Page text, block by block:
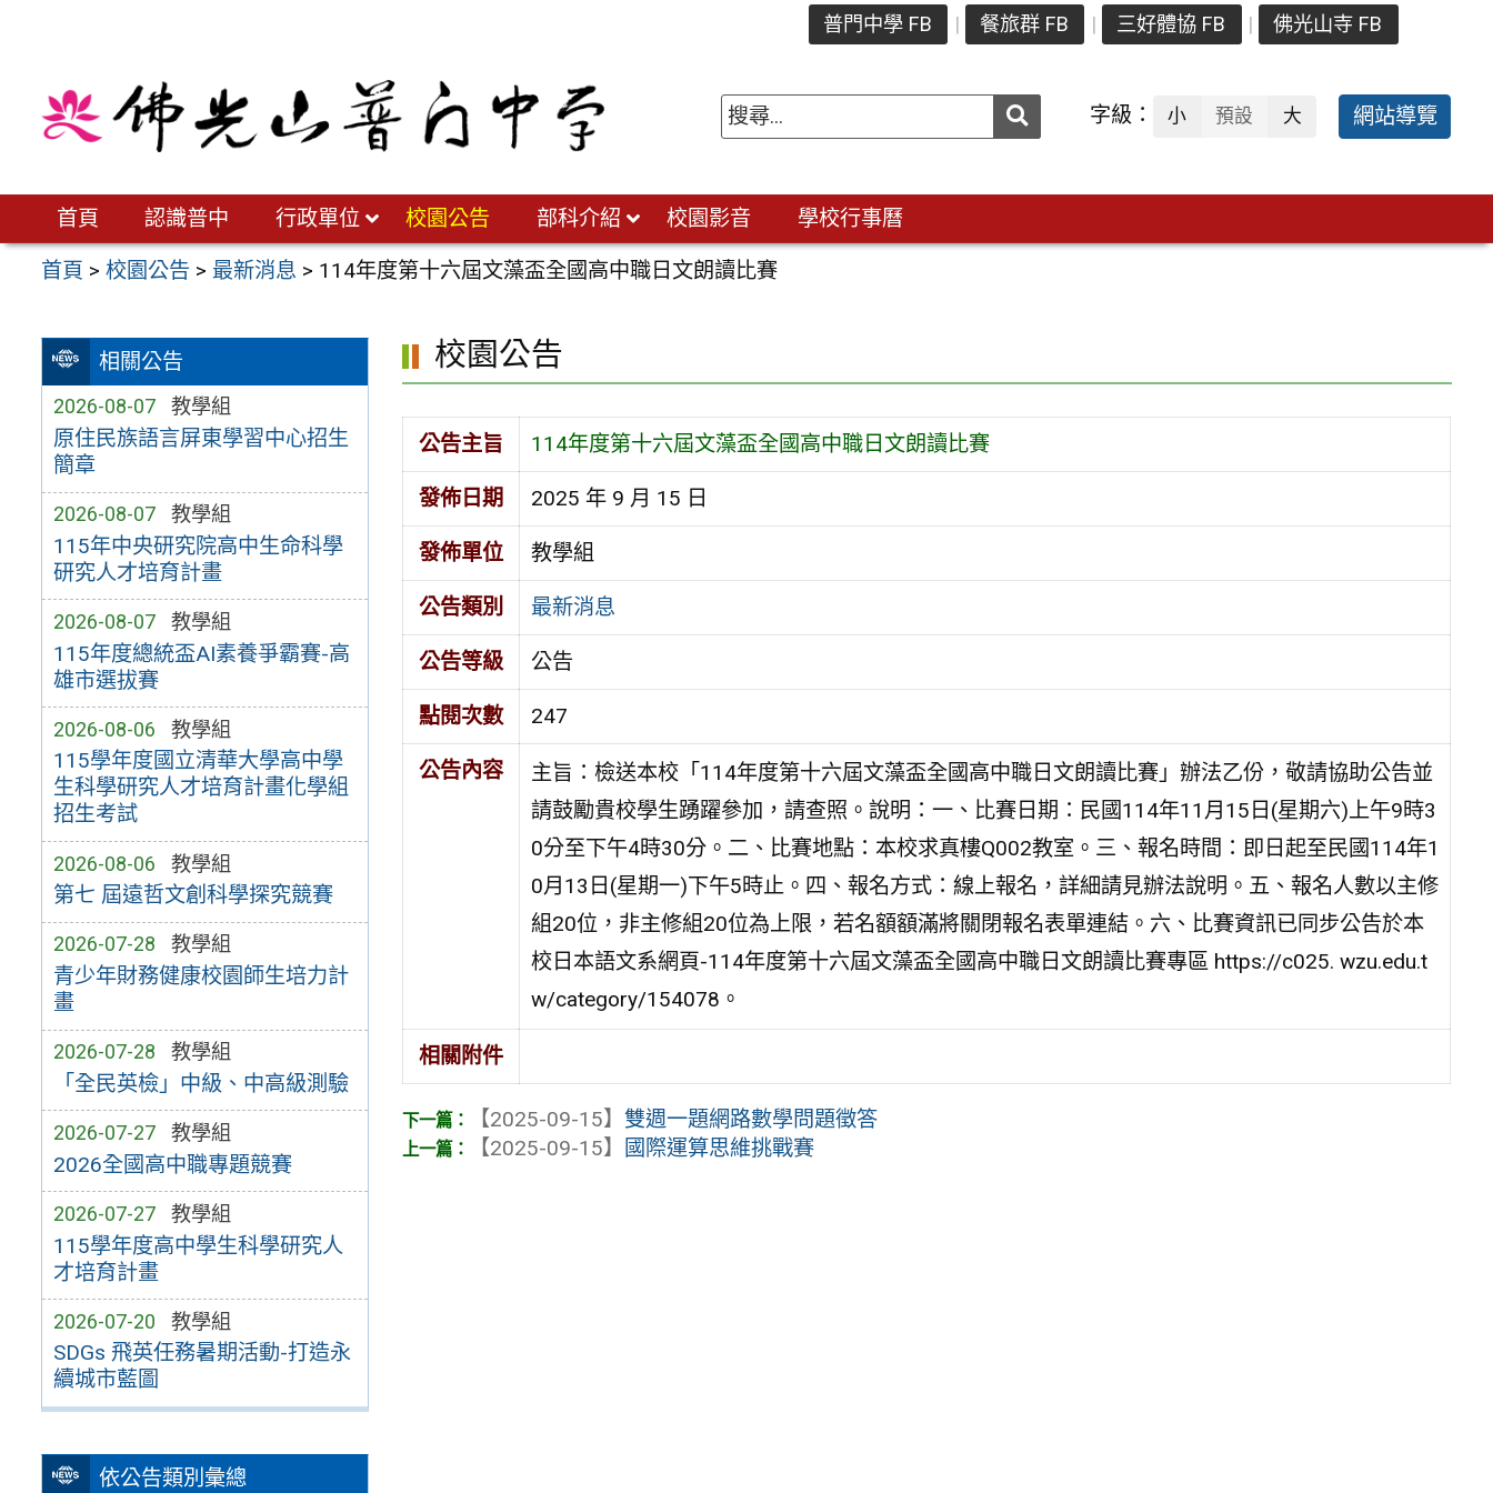
普門中學 FB 餐旅群 FB 三好體協 FB 佛光山寺 FB
送出 字級： 小 預設 大 網站導覽
首頁 認識普中 行政單位 校園公告 部科介紹 校園影音 學校行事曆
首頁 >校園公告 > 最新消息 > 114年度第十六屆文藻盃全國高中職日文朗讀比賽
相關公告
2026-08-07 教學組
原住民族語言屏東學習中心招生
簡章
2026-08-07 教學組
115年中央研究院高中生命科學
研究人才培育計畫
2026-08-07 教學組
115年度總統盃AI素養爭霸賽-高
雄市選拔賽
2026-08-06 教學組
115學年度國立清華大學高中學
生科學研究人才培育計畫化學組
招生考試
2026-08-06 教學組
第七 屆遠哲文創科學探究競賽
2026-07-28 教學組
青少年財務健康校園師生培力計
畫
2026-07-28 教學組
「全民英檢」中級、中高級測驗
2026-07-27 教學組
2026全國高中職專題競賽
2026-07-27 教學組
115學年度高中學生科學研究人
才培育計畫
2026-07-20 教學組
SDGs 飛英任務暑期活動-打造永
續城市藍圖
依公告類別彙總
校園公告
公告主旨 114年度第十六屆文藻盃全國高中職日文朗讀比賽
發佈日期 2025 年 9 月 15 日
發佈單位 教學組
公告類別 最新消息
公告等級 公告
點閱次數 247
公告內容
主旨：檢送本校「114年度第十六屆文藻盃全國高中職日文朗讀比賽」辦法乙份，敬請協助公告並
請鼓勵貴校學生踴躍參加，請查照。說明：一、比賽日期：民國114年11月15日(星期六)上午9時3
0分至下午4時30分。二、比賽地點：本校求真樓Q002教室。三、報名時間：即日起至民國114年1
0月13日(星期一)下午5時止。四、報名方式：線上報名，詳細請見辦法說明。五、報名人數以主修
組20位，非主修組20位為上限，若名額額滿將關閉報名表單連結。六、比賽資訊已同步公告於本
校日本語文系網頁-114年度第十六屆文藻盃全國高中職日文朗讀比賽專區 https://c025. wzu.edu.t
w/category/154078。
相關附件
【2025-09-15】雙週一題網路數學問題徵答
【2025-09-15】
國際運算思維挑戰賽